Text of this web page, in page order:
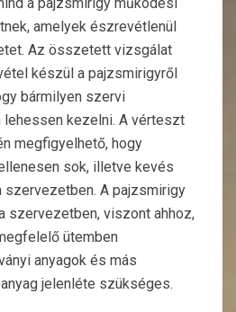
amelyek észrevétlenül
Az összetett vizsgálat
készül a pajzsmirigyről
bármilyen szervi
kezelni. A vérteszt
megfigyelhető, hogy
sok, illetve kevés
szervezetben. A pajzsmirigy
szervezetben, viszont ahhoz,
ütemben
anyagok és más
jelenléte szükséges.